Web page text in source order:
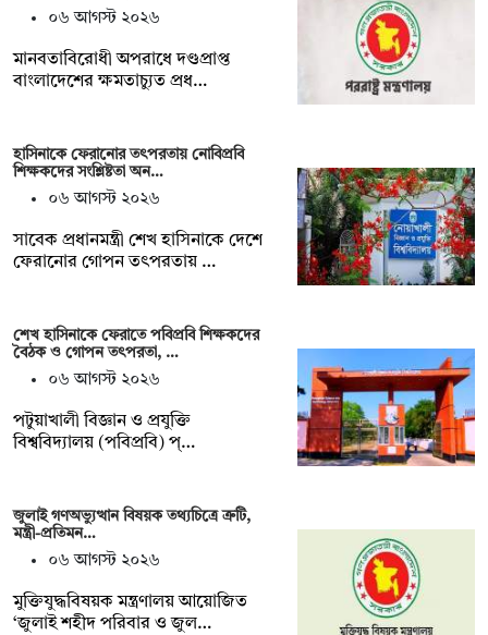
০৬ আগস্ট ২০২৬
মানবতাবিরোধী অপরাধে দণ্ডপ্রাপ্ত
বাংলাদেশের ক্ষমতাচ্যুত প্রধ…
হাসিনাকে ফেরানোর তৎপরতায় নোবিপ্রবি
শিক্ষকদের সংশ্লিষ্টতা অন…
০৬ আগস্ট ২০২৬
সাবেক প্রধানমন্ত্রী শেখ হাসিনাকে দেশে
ফেরানোর গোপন তৎপরতায় …
শেখ হাসিনাকে ফেরাতে পবিপ্রবি শিক্ষকদের
বৈঠক ও গোপন তৎপরতা, …
০৬ আগস্ট ২০২৬
পটুয়াখালী বিজ্ঞান ও প্রযুক্তি
বিশ্ববিদ্যালয় (পবিপ্রবি) প্…
জুলাই গণঅভ্যুত্থান বিষয়ক তথ্যচিত্রে ত্রুটি,
মন্ত্রী-প্রতিমন…
০৬ আগস্ট ২০২৬
মুক্তিযুদ্ধবিষয়ক মন্ত্রণালয় আয়োজিত
‘জুলাই শহীদ পরিবার ও জুল…